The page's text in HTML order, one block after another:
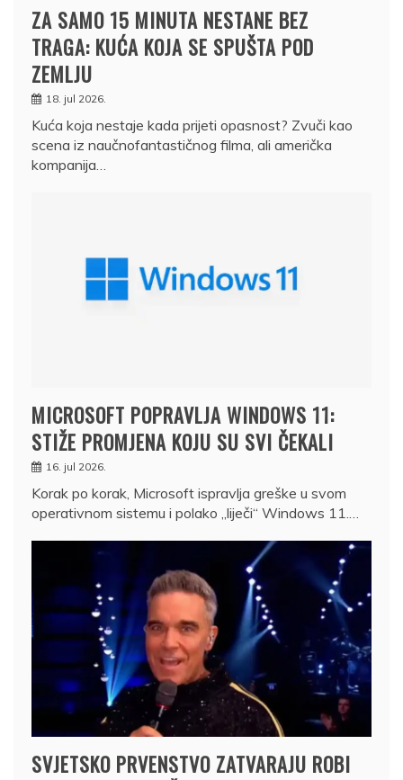
ZA SAMO 15 MINUTA NESTANE BEZ
TRAGA: KUĆA KOJA SE SPUŠTA POD
ZEMLJU
18. jul 2026.
Kuća koja nestaje kada prijeti opasnost? Zvuči kao
scena iz naučnofantastičnog filma, ali američka
kompanija…
MICROSOFT POPRAVLJA WINDOWS 11:
STIŽE PROMJENA KOJU SU SVI ČEKALI
16. jul 2026.
Korak po korak, Microsoft ispravlja greške u svom
operativnom sistemu i polako „liječi“ Windows 11.…
SVJETSKO PRVENSTVO ZATVARAJU ROBI